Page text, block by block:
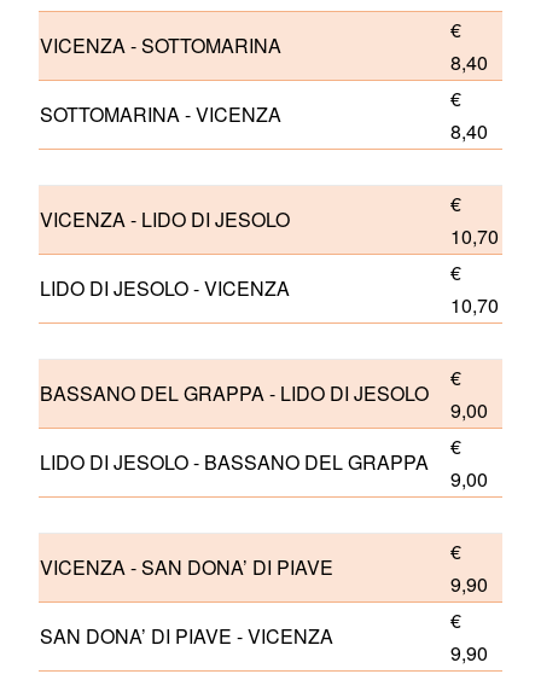
VICENZA - SOTTOMARINA
€
8,40
SOTTOMARINA - VICENZA
€
8,40
VICENZA - LIDO DI JESOLO
€
10,70
LIDO DI JESOLO - VICENZA
€
10,70
BASSANO DEL GRAPPA - LIDO DI JESOLO
€
9,00
LIDO DI JESOLO - BASSANO DEL GRAPPA
€
9,00
VICENZA - SAN DONA’ DI PIAVE
€
9,90
SAN DONA’ DI PIAVE - VICENZA
€
9,90